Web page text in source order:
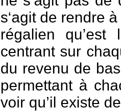
s‘agit de rendre
régalien
centrant sur
du revenu de
permettant à
voir qu’il existe